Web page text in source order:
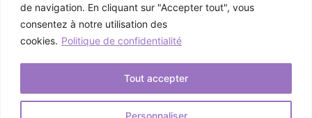
de navigation. En cliquant sur "Accepter tout", vous
consentez à notre utilisation des
cookies. Politique de confidentialité
Personnaliser
Tout accepter
OÙ TROUVER NOS JEUXNOUS CONTACTER